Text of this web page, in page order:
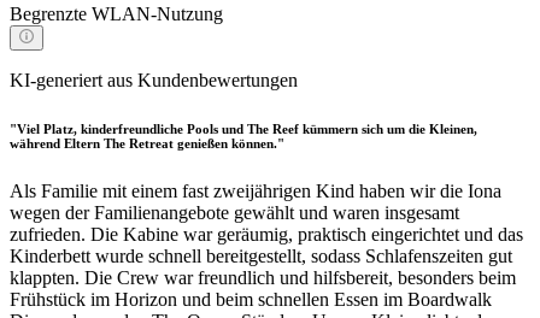
Begrenzte WLAN-Nutzung
KI-generiert aus Kundenbewertungen
"Viel Platz, kinderfreundliche Pools und The Reef kümmern sich um die Kleinen,
während Eltern The Retreat genießen können."
Als Familie mit einem fast zweijährigen Kind haben wir die Iona
wegen der Familienangebote gewählt und waren insgesamt
zufrieden. Die Kabine war geräumig, praktisch eingerichtet und das
Kinderbett wurde schnell bereitgestellt, sodass Schlafenszeiten gut
klappten. Die Crew war freundlich und hilfsbereit, besonders beim
Frühstück im Horizon und beim schnellen Essen im Boardwalk